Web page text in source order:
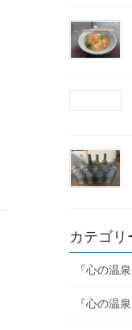
カテゴリ
『心の温
『心の温